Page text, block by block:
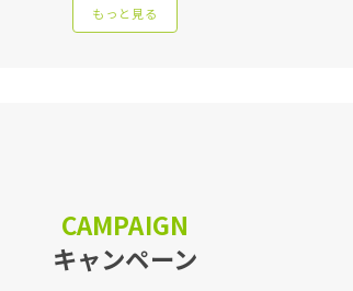
もっと見る
CAMPAIGN
キャンペーン